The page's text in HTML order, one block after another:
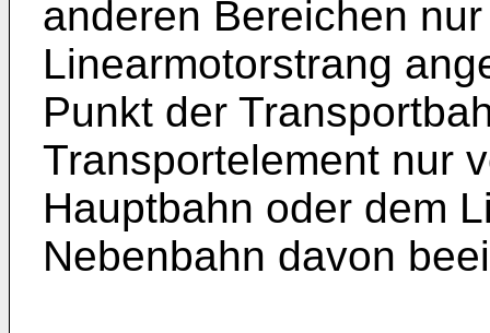
anderen Bereichen
Linearmotorstrang
Punkt der
Transportelement nur
Hauptbahn oder dem
Nebenbahn davon